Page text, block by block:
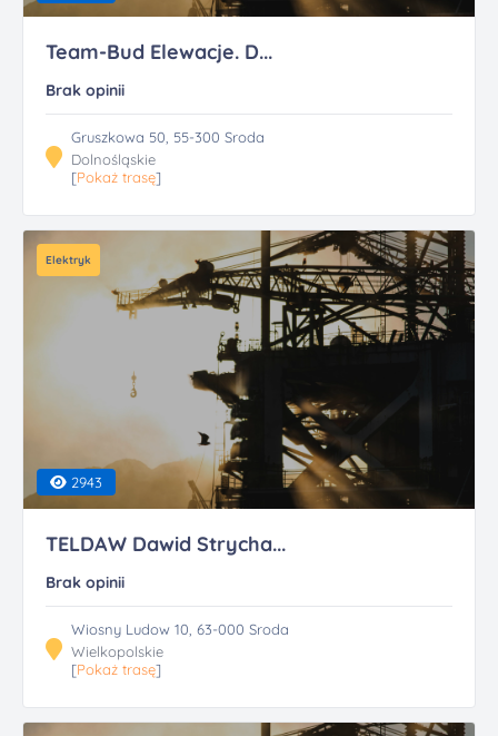
Team-Bud Elewacje. D...
Brak opinii
Gruszkowa 50, 55-300 Sroda
Dolnośląskie
[Pokaż trasę]
Elektryk
2943
TELDAW Dawid Strycha...
Brak opinii
Wiosny Ludow 10, 63-000 Sroda
Wielkopolskie
[Pokaż trasę]